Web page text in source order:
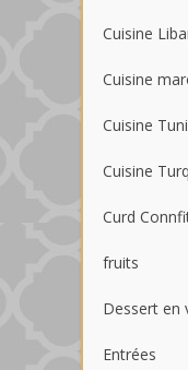
Cuisine
Cuisine
Cuisine
Cuisine
Curd
fruits
Dessert en
Entrées